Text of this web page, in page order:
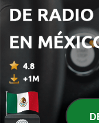
JAVIER SOLIS EN
DE ROMANCE